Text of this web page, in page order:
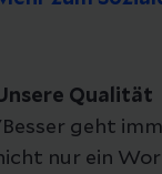
Qualität
geht
nur ein